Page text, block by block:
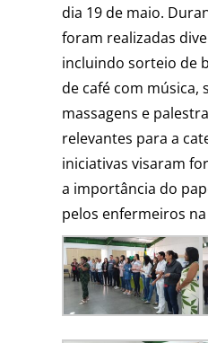
dia 19 de maio.
foram realizadas
incluindo sorteio de
de café com música,
massagens e
relevantes para a
iniciativas visaram
a importância do
pelos enfermeiros